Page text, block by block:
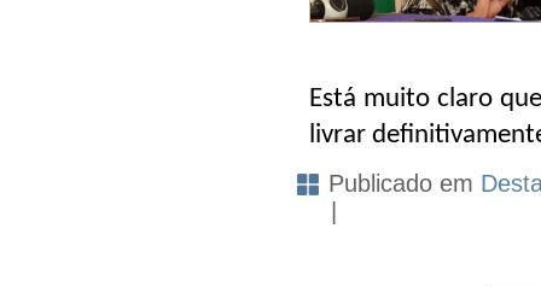
Está muito claro
livrar
Publicado em